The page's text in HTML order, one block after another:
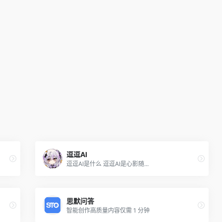
逗逗AI
逗逗AI是什么 逗逗AI是心影随...
思默问答
智能创作高质量内容仅需 1 分钟